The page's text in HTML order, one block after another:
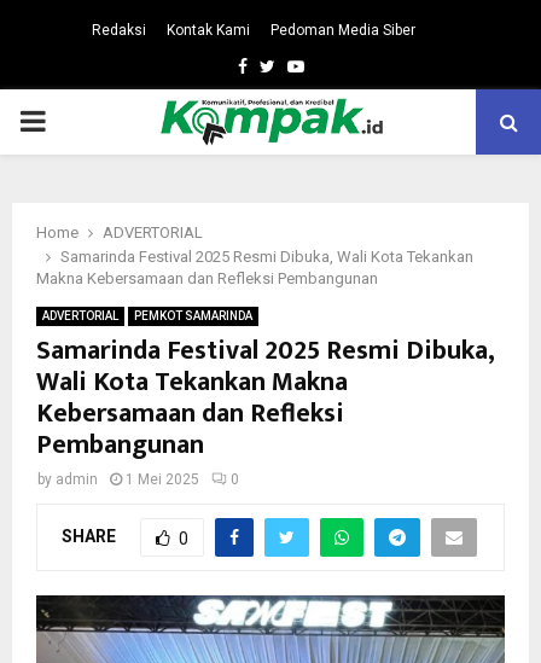
Redaksi Kontak Kami Pedoman Media Siber
Facebook
TwitterYoutube
PRIMARY
Home
ADVERTORIAL
Samarinda Festival 2025 Resmi Dibuka, Wali Kota Tekankan
Makna Kebersamaan dan Refleksi Pembangunan
ADVERTORIAL PEMKOT SAMARINDA
Samarinda Festival 2025 Resmi Dibuka,
Wali Kota Tekankan Makna
Kebersamaan dan Refleksi
Pembangunan
by admin 1 Mei 2025 0
SHARE 0